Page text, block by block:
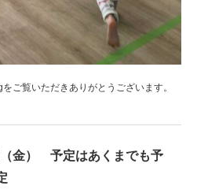
ご覧いただきありがとうございます。
金） 予定はあくまでも予